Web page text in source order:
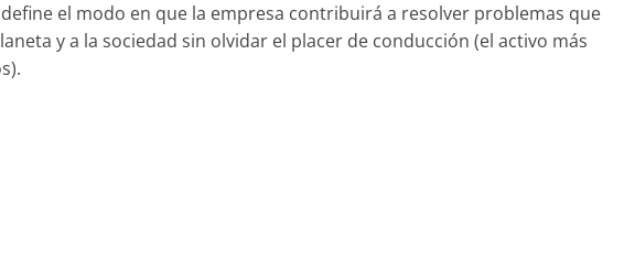
el modo en que la empresa contribuirá a resolver problemas que
y a la sociedad sin olvidar el placer de conducción (el activo más